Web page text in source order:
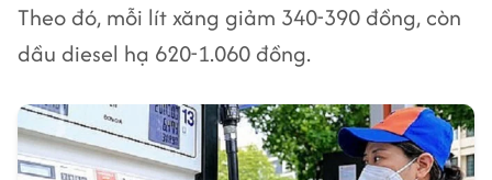
Theo đó, mỗi lít xăng giảm 340-390 đồng, còn
dầu diesel hạ 620-1.060 đồng.